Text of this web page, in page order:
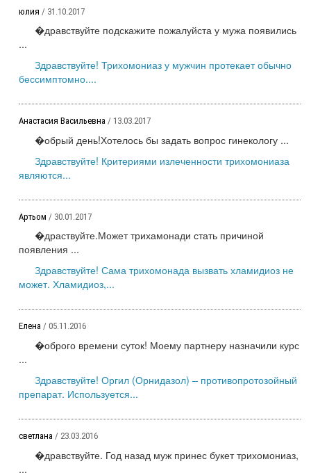
юлия / 31.10.2017
�дравствуйте подскажите пожалуйста у мужа появились
...
Здравствуйте! Трихомониаз у мужчин протекает обычно
бессимптомно....
Анастасия Васильевна / 13.03.2017
�обрый день!Хотелось бы задать вопрос гинекологу ...
Здравствуйте! Критериями излеченности трихомониаза
являются...
Артьом / 30.01.2017
�драствуйте.Может трихамонади стать причиной
появления ...
Здравствуйте! Сама трихомонада вызвать хламидиоз не
может. Хламидиоз,...
Елена / 05.11.2016
�оброго времени суток! Моему партнеру назначили курс
...
Здравствуйте! Оргил (Орнидазол) – противопротозойный
препарат. Используется...
светлана / 23.03.2016
�дравствуйте. Год назад муж принес букет трихомониаз,
...